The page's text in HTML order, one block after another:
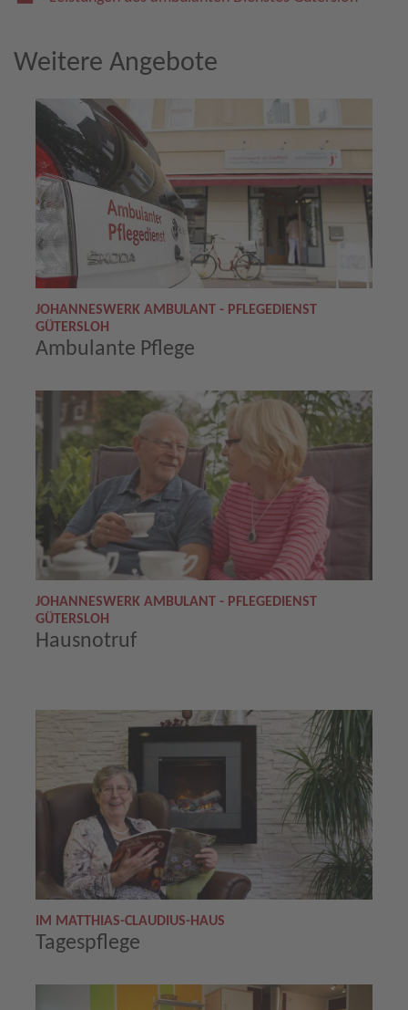
Weitere Angebote
JOHANNESWERK AMBULANT - PFLEGEDIENST
GÜTERSLOH
Ambulante Pflege
JOHANNESWERK AMBULANT - PFLEGEDIENST
GÜTERSLOH
Hausnotruf
IM MATTHIAS-CLAUDIUS-HAUS
Tagespflege